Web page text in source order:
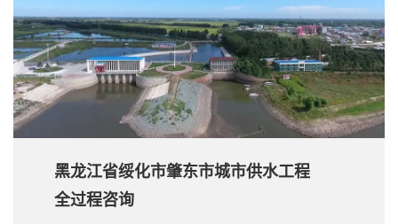
黑龙江省绥化市肇东市城市供水工程
全过程咨询